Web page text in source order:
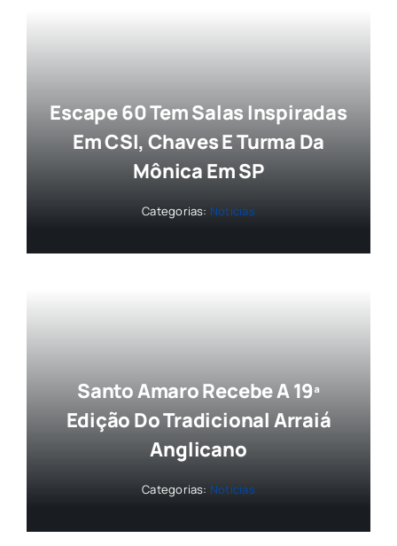
Escape 60 Tem Salas Inspiradas
Em CSI, Chaves E Turma Da
Mônica Em SP
Categorias: Notícias
Santo Amaro Recebe A 19ª
Edição Do Tradicional Arraiá
Anglicano
Categorias: Notícias